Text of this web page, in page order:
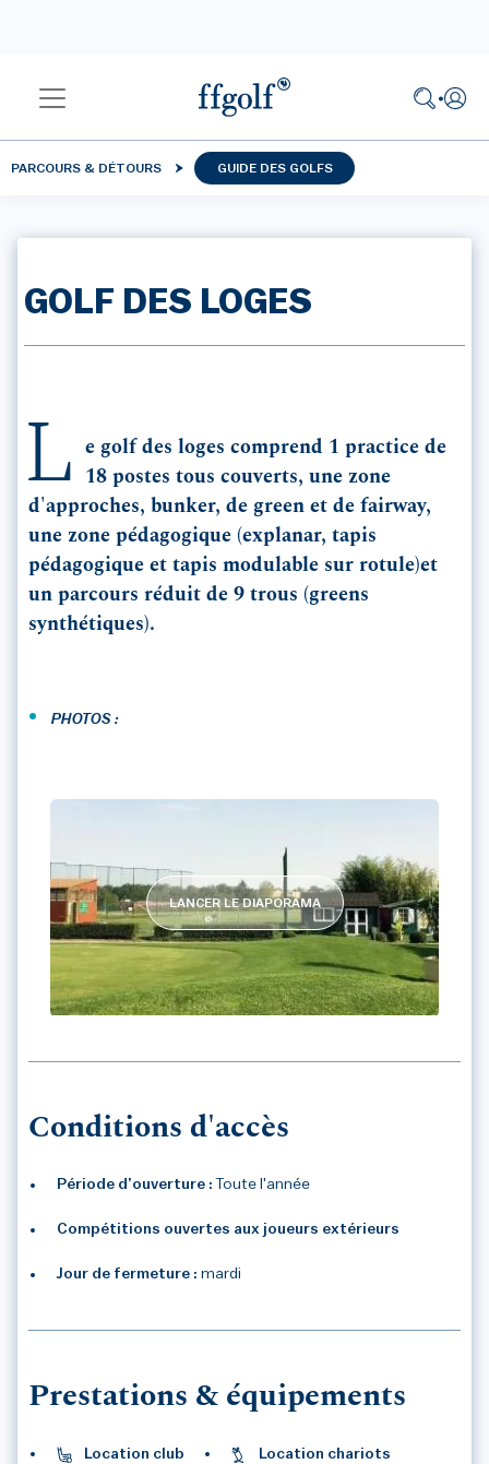
PARCOURS & DÉTOURS GUIDE DES GOLFS
GOLF DES LOGES
L
e golf des loges comprend 1 practice de
18 postes tous couverts, une zone
d'approches, bunker, de green et de fairway,
une zone pédagogique (explanar, tapis
pédagogique et tapis modulable sur rotule)et
un parcours réduit de 9 trous (greens
synthétiques).
• PHOTOS :
LANCER LE DIAPORAMA
Conditions d'accès
Période d’ouverture : Toute l'année
Compétitions ouvertes aux joueurs extérieurs
Jour de fermeture : mardi
Prestations & équipements
Location club Location chariots